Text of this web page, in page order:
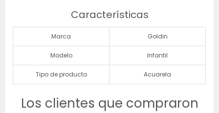
Características
Marca Goldin
Modelo Infantil
Tipo de producto Acuarela
Los clientes que compraron